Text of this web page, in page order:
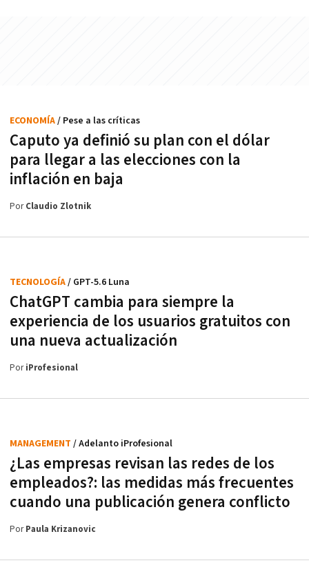
Caputo ya definió su plan con el dólar
para llegar a las elecciones con la
inflación en baja
ECONOMÍA/ Pese a las críticas
PorClaudio Zlotnik
ChatGPT cambia para siempre la
experiencia de los usuarios gratuitos con
una nueva actualización
TECNOLOGÍA/ GPT-5.6 Luna
PoriProfesional
¿Las empresas revisan las redes de los
empleados?: las medidas más frecuentes
cuando una publicación genera conflicto
MANAGEMENT / Adelanto iProfesional
PorPaula Krizanovic